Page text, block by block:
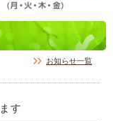
お知らせ一覧
す